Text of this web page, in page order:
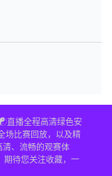
直播全程高清绿色安
场比赛回放，以及精
、流畅的观赛体
期待您关注收藏，一